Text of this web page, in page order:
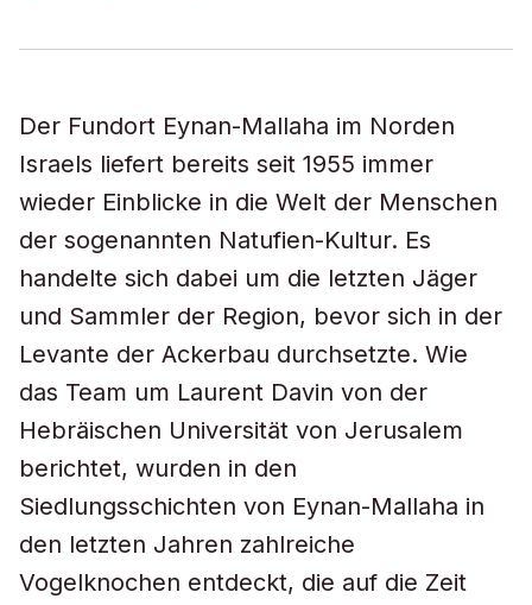
Der Fundort Eynan-Mallaha im Norden
Israels liefert bereits seit 1955 immer
wieder Einblicke in die Welt der Menschen
der sogenannten Natufien-Kultur. Es
handelte sich dabei um die letzten Jäger
und Sammler der Region, bevor sich in der
Levante der Ackerbau durchsetzte. Wie
das Team um Laurent Davin von der
Hebräischen Universität von Jerusalem
berichtet, wurden in den
Siedlungsschichten von Eynan-Mallaha in
den letzten Jahren zahlreiche
Vogelknochen entdeckt, die auf die Zeit